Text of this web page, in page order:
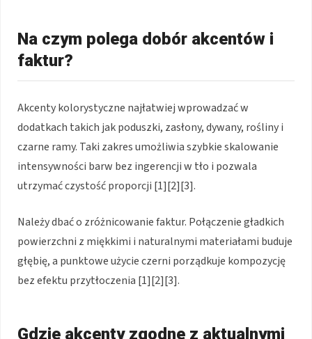
Na czym polega dobór akcentów i
faktur?
Akcenty kolorystyczne najłatwiej wprowadzać w
dodatkach takich jak poduszki, zasłony, dywany, rośliny i
czarne ramy. Taki zakres umożliwia szybkie skalowanie
intensywności barw bez ingerencji w tło i pozwala
utrzymać czystość proporcji [1][2][3].
Należy dbać o zróżnicowanie faktur. Połączenie gładkich
powierzchni z miękkimi i naturalnymi materiałami buduje
głębię, a punktowe użycie czerni porządkuje kompozycję
bez efektu przytłoczenia [1][2][3].
Gdzie akcenty zgodne z aktualnymi